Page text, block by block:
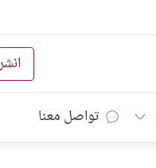
تواصل معنا